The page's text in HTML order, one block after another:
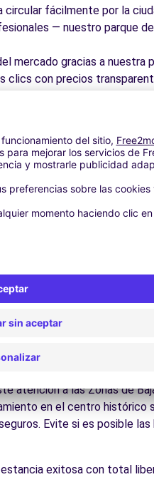
fácilmente por la
— nuestro parque
mercado gracias a
clics con precios
numerosas oficinas
reservar su vehículo en
alrededores
y descubra su patrimonio
enriquecen Utebo.
mudéjar UNESCO, las
en los restaurantes y
en Utebo
algunos consejos
por autovía Como
atención a las Zonas de
en el centro histórico
Evite si es posible
exitosa con total